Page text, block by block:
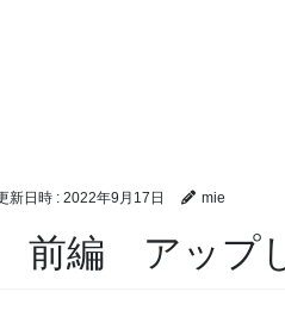
新日時 : 2022年9月17日 mie
前編 アップし